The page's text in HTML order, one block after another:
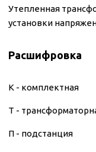
Утепленная
установки
Расшифровка
К - комплектная
Т -
П - подстанция